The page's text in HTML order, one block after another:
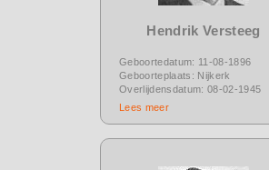
Hendrik Versteeg
Geboortedatum: 11-08-1896
Geboorteplaats: Nijkerk
Overlijdensdatum: 08-02-1945
Lees meer